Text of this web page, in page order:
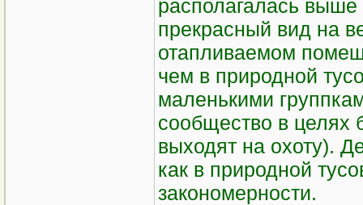
располагалась выше
прекрасный вид на
отапливаемом
чем в природной
маленькими
сообщество в целях
выходят на охоту).
как в природной
закономерности.